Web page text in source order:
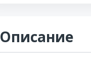
Описание